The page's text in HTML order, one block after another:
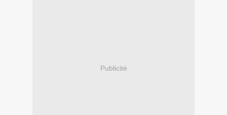
Publicité